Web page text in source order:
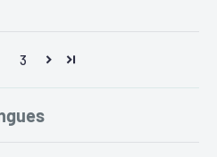
3